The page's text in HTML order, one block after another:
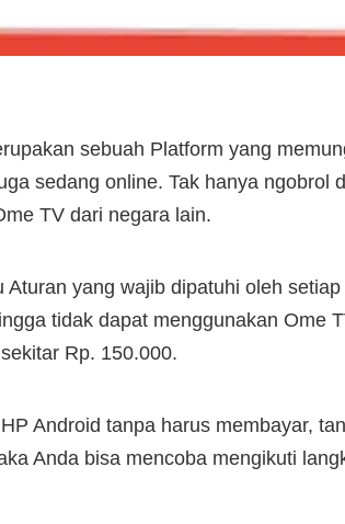
sebuah Platform yang
sedang online. Tak hanya ngobrol
TV dari negara lain.
yang wajib dipatuhi oleh
tidak dapat menggunakan Ome
Rp. 150.000.
Android tanpa harus membayar,
Anda bisa mencoba mengikuti